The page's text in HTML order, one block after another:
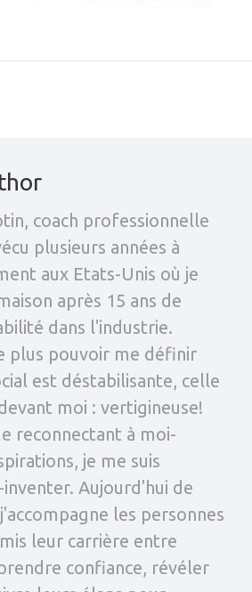
coach professionnelle
plusieurs années à
aux Etats-Unis où je
après 15 ans de
dans l'industrie.
plus pouvoir me définir
est déstabilisante, celle
moi : vertigineuse!
reconnectant à moi-
je me suis
Aujourd'hui de
les personnes
leur carrière entre
confiance, révéler